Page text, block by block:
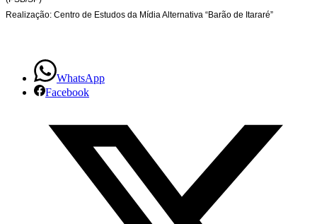
na
Realização: Centro de Estudos da Mídia Alternativa “Barão de Itararé”
WhatsApp
Facebook